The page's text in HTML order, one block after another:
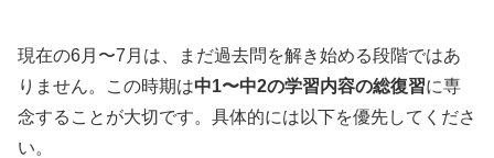
現在の6月〜7月は、まだ過去問を解き始める段階ではあ
りません。この時期は中1〜中2の学習内容の総復習に専
念することが大切です。具体的には以下を優先してくださ
い。